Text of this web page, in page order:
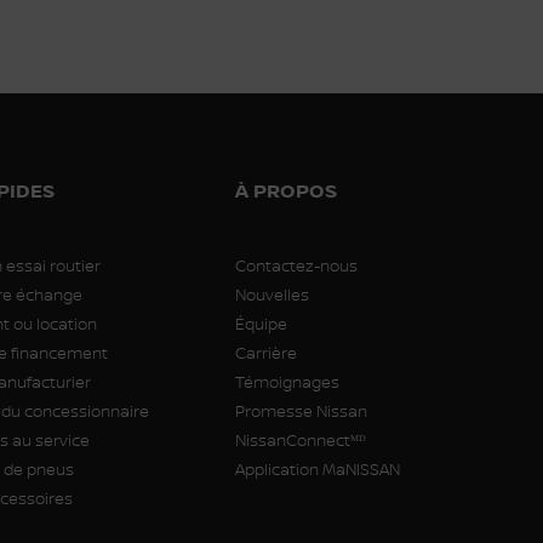
essai routier
échange
ou location
financement
concessionnaire
au service
pneus
À PROPOS
Contactez-nous
Nouvelles
Équipe
Carrière
Témoignages
Promesse Nissan
NissanConnectᴹᴰ
Application MaNISSAN